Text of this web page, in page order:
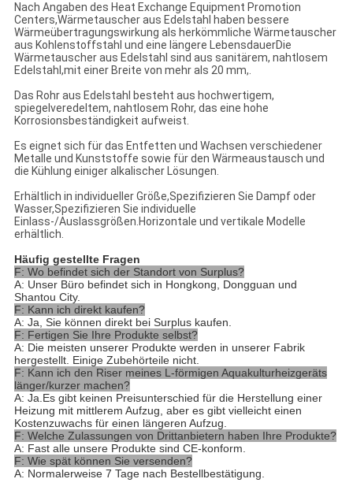
Nach Angaben des Heat Exchange Equipment Promotion
Centers,Wärmetauscher aus Edelstahl haben bessere
Wärmeübertragungswirkung als herkömmliche Wärmetauscher
aus Kohlenstoffstahl und eine längere LebensdauerDie
Wärmetauscher aus Edelstahl sind aus sanitärem, nahtlosem
Edelstahl,mit einer Breite von mehr als 20 mm,.
Das Rohr aus Edelstahl besteht aus hochwertigem,
spiegelveredeltem, nahtlosem Rohr, das eine hohe
Korrosionsbeständigkeit aufweist.
Es eignet sich für das Entfetten und Wachsen verschiedener
Metalle und Kunststoffe sowie für den Wärmeaustausch und
die Kühlung einiger alkalischer Lösungen.
Erhältlich in individueller Größe,Spezifizieren Sie Dampf oder
Wasser,Spezifizieren Sie individuelle
Einlass-/Auslassgrößen.Horizontale und vertikale Modelle
erhältlich.
Häufig gestellte Fragen
F: Wo befindet sich der Standort von Surplus?
A: Unser Büro befindet sich in Hongkong, Dongguan und
Shantou City.
F: Kann ich direkt kaufen?
A: Ja, Sie können direkt bei Surplus kaufen.
F: Fertigen Sie Ihre Produkte selbst?
A: Die meisten unserer Produkte werden in unserer Fabrik
hergestellt. Einige Zubehörteile nicht.
F: Kann ich den Riser meines L-förmigen Aquakulturheizgeräts
länger/kurzer machen?
A: Ja.Es gibt keinen Preisunterschied für die Herstellung einer
Heizung mit mittlerem Aufzug, aber es gibt vielleicht einen
Kostenzuwachs für einen längeren Aufzug.
F: Welche Zulassungen von Drittanbietern haben Ihre Produkte?
A: Fast alle unsere Produkte sind CE-konform.
F: Wie spät können Sie versenden?
A: Normalerweise 7 Tage nach Bestellbestätigung.